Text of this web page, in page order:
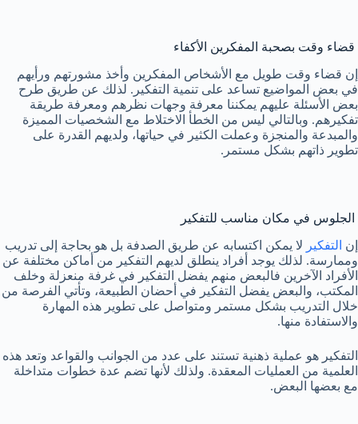
قضاء وقت بصحبة المفكرين الأكفاء
إن قضاء وقت طويل مع الأشخاص المفكرين وأخذ مشورتهم ورأيهم
في بعض المواضيع تساعد على تنمية التفكير. لذلك عن طريق طرح
بعض الأسئلة عليهم يمكننا معرفة وجهات نظرهم ومعرفة طريقة
تفكيرهم. وبالتالي ليس من الخطأ الاختلاط مع الشخصيات المميزة
والمبدعة والمنجزة وعملت الكثير في حياتها، ولديهم القدرة على
تطوير ذاتهم بشكل مستمر.
الجلوس في مكان مناسب للتفكير
إن التفكير لا يمكن اكتسابه عن طريق الصدفة بل هو بحاجة إلى تدريب
وممارسة. لذلك يوجد أفراد ينطلق لديهم التفكير من أماكن مختلفة عن
الأفراد الآخرين فالبعض منهم يفضل التفكير في غرفة منعزلة وخلف
المكتب، والبعض يفضل التفكير في أحضان الطبيعة، وتأتي الفرصة من
خلال التدريب بشكل مستمر ومتواصل على تطوير هذه المهارة
والاستفادة منها.
التفكير هو عملية ذهنية تستند على عدد من الجوانب والقواعد وتعد هذه
العلمية من العمليات المعقدة. ولذلك لأنها تضم عدة خطوات متداخلة
مع بعضها البعض.